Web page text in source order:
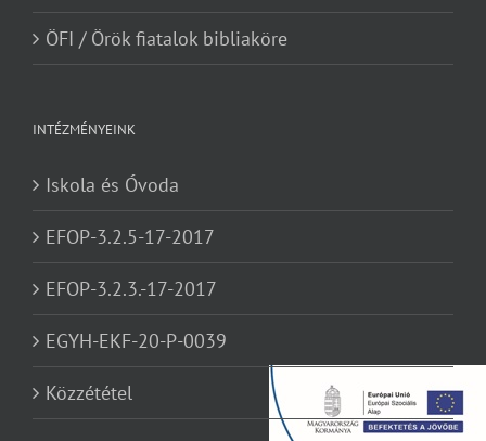
ÖFI / Örök fiatalok bibliaköre
INTÉZMÉNYEINK
Iskola és Óvoda
EFOP-3.2.5-17-2017
EFOP-3.2.3.-17-2017
EGYH-EKF-20-P-0039
Közzététel